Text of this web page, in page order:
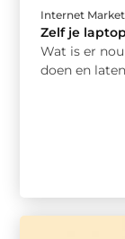
Internet
Zelf je
Wat is er
doen en